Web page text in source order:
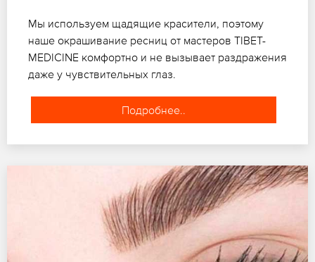
Мы используем щадящие красители, поэтому
наше окрашивание ресниц от мастеров TIBET-
MEDICINE комфортно и не вызывает раздражения
даже у чувствительных глаз.
Подробнее..